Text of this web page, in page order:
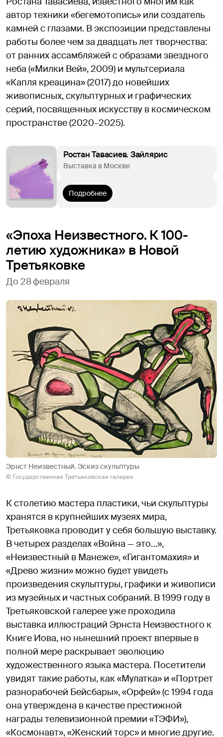
автор техники «бегемотопись» или создатель
камней с глазами. В экспозиции представлены
работы более чем за двадцать лет творчества:
от ранних ассамбляжей с образами звездного
неба («Милки Вей», 2009) и мультсериала
«Капля креацина» (2017) до новейших
живописных, скульптурных и графических
серий, посвященных искусству в космическом
пространстве (2020–2025).
Ростан Тавасиев. Зайлярис
Выставка в Москве
Подробнее
«Эпоха Неизвестного. К 100-
летию художника» в Новой
Третьяковке
До 28 февраля
Эрнст Неизвестный. Эскиз скульптуры
© Государственная Третьяковская галерея
К столетию мастера пластики, чьи скульптуры
хранятся в крупнейших музеях мира,
Третьяковка проводит у себя большую выставку.
В четырех разделах «Война — это…»,
«Неизвестный в Манеже», «Гигантомахия» и
«Древо жизни» можно будет увидеть
произведения скульптуры, графики и живописи
из музейных и частных собраний. В 1999 году в
Третьяковской галерее уже проходила
выставка иллюстраций Эрнста Неизвестного к
Книге Иова, но нынешний проект впервые в
полной мере раскрывает эволюцию
художественного языка мастера. Посетители
увидят такие работы, как «Мулатка» и «Портрет
разнорабочей Бейсбары», «Орфей» (с 1994 года
она утверждена в качестве престижной
награды телевизионной премии «ТЭФИ»),
«Космонавт», «Женский торс» и многие другие.